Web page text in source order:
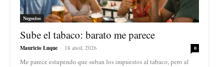
Negocios
Sube el tabaco: barato me parece
Mauricio Luque - 18 abril, 2026 0
Me parece estupendo que suban los impuestos al tabaco, pero al